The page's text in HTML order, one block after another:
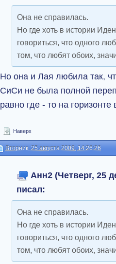
Она не справилась.
Но где хоть в истории
говориться, что одного
том, что любят обоих,
Но она и Лая любила так,
СиСи не была полной
равно где - то на
Наверх
Вторник, 25 августа 2009, 14:26:26
Анн2 (Четверг, 25
писал:
Она не справилась.
Но где хоть в истории
говориться, что одного
том, что любят обоих,